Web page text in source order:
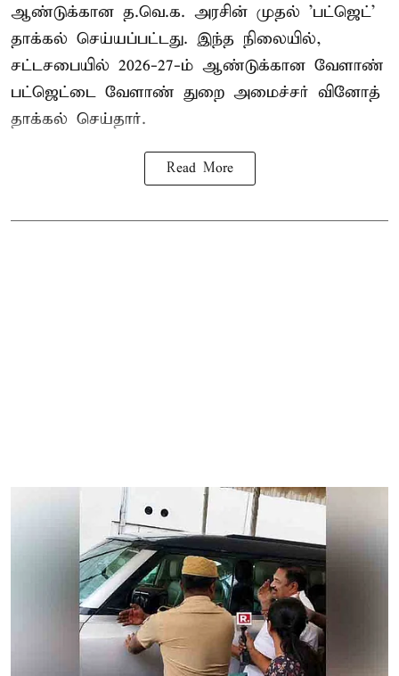
ஆண்டுக்கான த.வெ.க. அரசின் முதல் 'பட்ஜெட்'
தாக்கல் செய்யப்பட்டது. இந்த நிலையில்,
சட்டசபையில் 2026-27-ம் ஆண்டுக்கான வேளாண்
பட்ஜெட்டை வேளாண் துறை அமைச்சர் வினோத்
தாக்கல் செய்தார்.
Read More